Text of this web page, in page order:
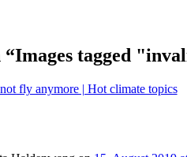
“Images tagged
fly anymore | Hot climate topics